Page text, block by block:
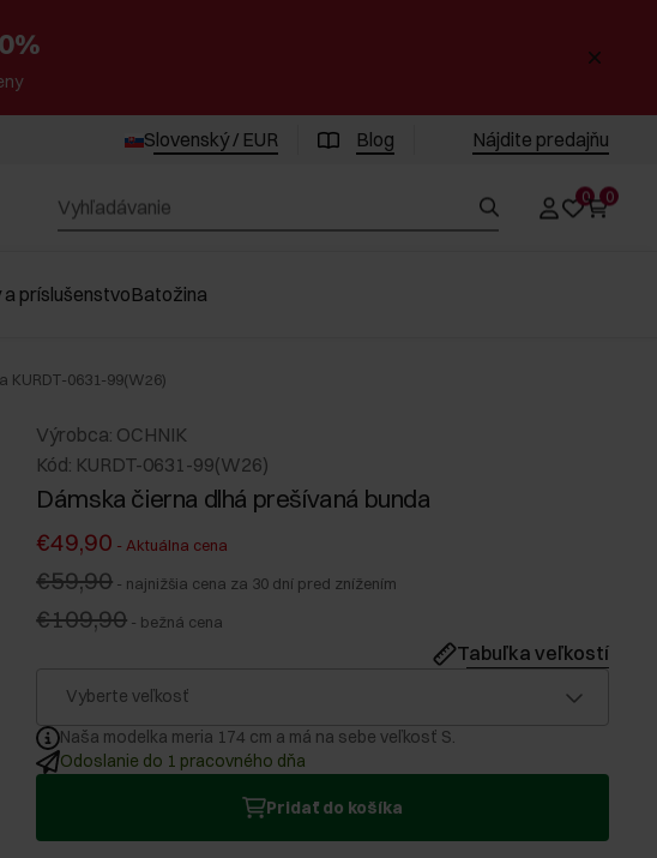
Slovenský / EUR Blog Nájdite predajňu
0 0
príslušenstvoBatožina
0631-99(W26)
Výrobca: OCHNIK
Kód: KURDT-0631-99(W26)
Dámska čierna dlhá prešívaná bunda
€49,90 - Aktuálna cena
€59,90 - najnižšia cena za 30 dní pred znížením
€109,90 - bežná cena
Tabuľka veľkostí
Vyberte veľkosť
Naša modelka meria 174 cm a má na sebe veľkosť S.
Odoslanie do 1 pracovného dňa
Pridať do košíka